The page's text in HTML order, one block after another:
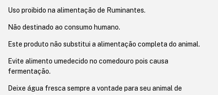
Uso proibido na alimentação de Ruminantes.
Não destinado ao consumo humano.
Este produto não substitui a alimentação completa do animal.
Evite alimento umedecido no comedouro pois causa
fermentação.
Deixe água fresca sempre a vontade para seu animal de